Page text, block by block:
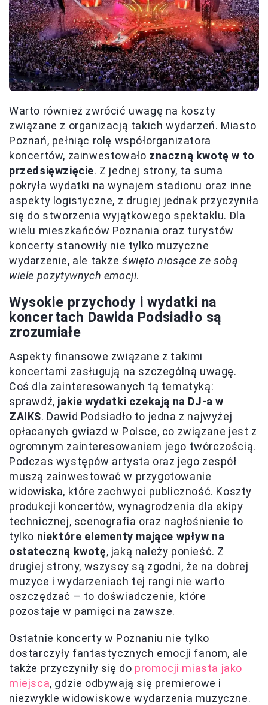
Warto również zwrócić uwagę na koszty
związane z organizacją takich wydarzeń. Miasto
Poznań, pełniąc rolę współorganizatora
koncertów, zainwestowało znaczną kwotę w to
przedsięwzięcie. Z jednej strony, ta suma
pokryła wydatki na wynajem stadionu oraz inne
aspekty logistyczne, z drugiej jednak przyczyniła
się do stworzenia wyjątkowego spektaklu. Dla
wielu mieszkańców Poznania oraz turystów
koncerty stanowiły nie tylko muzyczne
wydarzenie, ale takżeświęto niosące ze sobą
wiele pozytywnych emocji.
Wysokie przychody i wydatki na
koncertach Dawida Podsiadło są
zrozumiałe
Aspekty finansowe związane z takimi
koncertami zasługują na szczególną uwagę.
Coś dla zainteresowanych tą tematyką:
sprawdź, jakie wydatki czekają na DJ-a w
ZAIKS. Dawid Podsiadło to jedna z najwyżej
opłacanych gwiazd w Polsce, co związane jest z
ogromnym zainteresowaniem jego twórczością.
Podczas występów artysta oraz jego zespół
muszą zainwestować w przygotowanie
widowiska, które zachwyci publiczność. Koszty
produkcji koncertów, wynagrodzenia dla ekipy
technicznej, scenografia oraz nagłośnienie to
tylko niektóre elementy mające wpływ na
ostateczną kwotę, jaką należy ponieść. Z
drugiej strony, wszyscy są zgodni, że na dobrej
muzyce i wydarzeniach tej rangi nie warto
oszczędzać – to doświadczenie, które
pozostaje w pamięci na zawsze.
Ostatnie koncerty w Poznaniu nie tylko
dostarczyły fantastycznych emocji fanom, ale
także przyczyniły się do promocji miasta jako
miejsca, gdzie odbywają się premierowe i
niezwykle widowiskowe wydarzenia muzyczne.